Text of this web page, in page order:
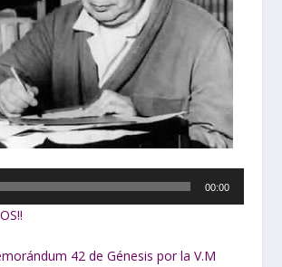
00:00
42 de Génesis por la V.M